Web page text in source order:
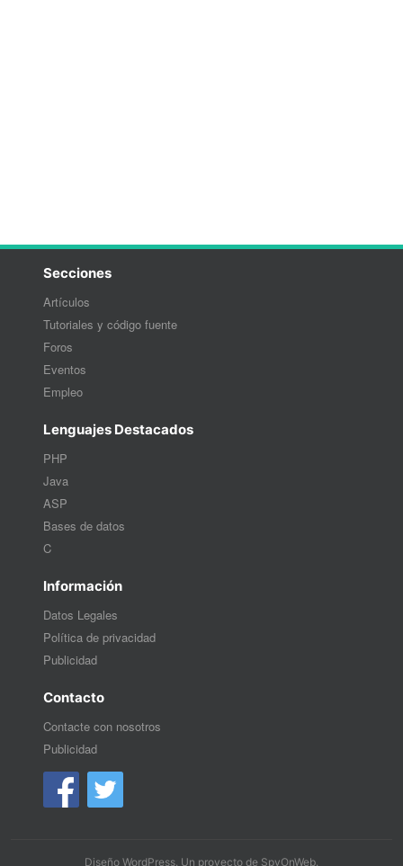
Secciones
Artículos
Tutoriales y código fuente
Foros
Eventos
Empleo
Lenguajes Destacados
PHP
Java
ASP
Bases de datos
C
Información
Datos Legales
Política de privacidad
Publicidad
Contacto
Contacte con nosotros
Publicidad
Diseño WordPress. Un proyecto de SpyOnWeb.